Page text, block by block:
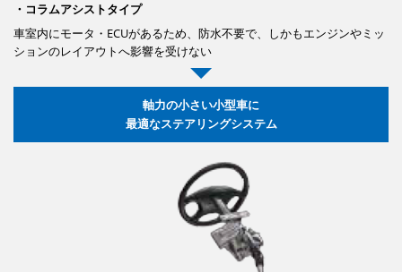
・コラムアシストタイプ
車室内にモータ・ECUがあるため、防水不要で、しかもエンジンやミッ
ションのレイアウトへ影響を受けない
軸力の小さい小型車に
最適なステアリングシステム